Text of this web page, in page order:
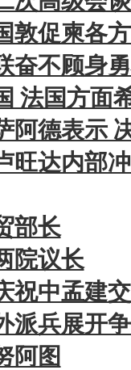
敦促柬各
奋不顾身
法国方面
阿德表示
旺达内部
部长
院议长
祝中孟建
派兵展开
阿图